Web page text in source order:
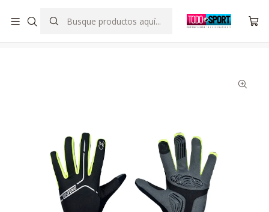
SOMOS DISTRIBUIDOR OFICIAL DE SCORINGRIGHT CHILE